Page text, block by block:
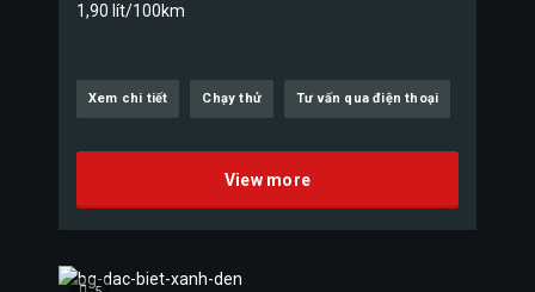
1,90 lít/100km
Xem chi tiết Chạy thử Tư vấn qua điện thoại
View more